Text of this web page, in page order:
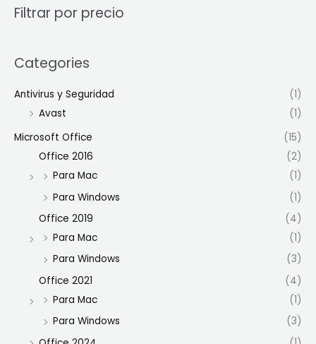
Filtrar por precio
Categories
Antivirus y Seguridad
(1)
Avast
(1)
Microsoft Office
(15)
Office 2016
(2)
Para Mac
(1)
Para Windows
(1)
Office 2019
(4)
Para Mac
(1)
Para Windows
(3)
Office 2021
(4)
Para Mac
(1)
Para Windows
(3)